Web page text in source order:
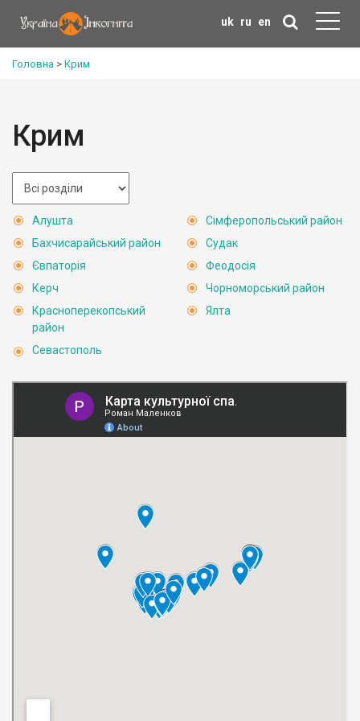
uk ru en
Головна > Крим
Крим
Алушта
Бахчисарайський район
Євпаторія
Керч
Красноперекопський
район
Севастополь
Сімферопольський район
Судак
Феодосія
Чорноморський район
Ялта